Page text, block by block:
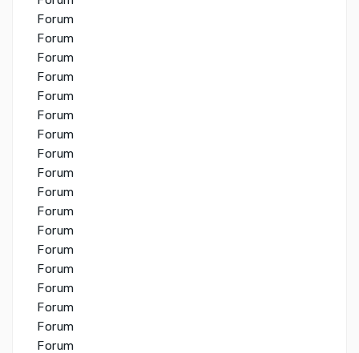
Forum
Forum
Forum
Forum
Forum
Forum
Forum
Forum
Forum
Forum
Forum
Forum
Forum
Forum
Forum
Forum
Forum
Forum